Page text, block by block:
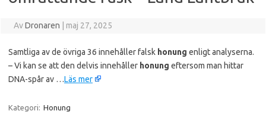
AvDronaren maj 27, 2025
Samtliga av de övriga 36 innehåller falsk honung enligt analyserna.
– Vi kan se att den delvis innehåller honung eftersom man hittar
DNA-spår av …Läs mer
Kategori: Honung